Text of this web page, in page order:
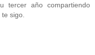
tercer año compartiendo
sigo.